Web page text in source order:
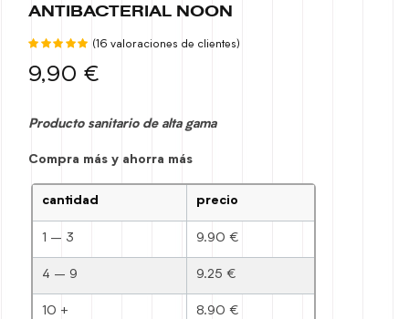
ANTIBACTERIAL NOON
Valorado
basado
de
(16 valoraciones de clientes)
9,90 €
Producto sanitario de alta gama
Compra más y ahorra más
cantidad precio
1 – 3 9.90 €
4 – 9 9.25 €
10 + 8.90 €